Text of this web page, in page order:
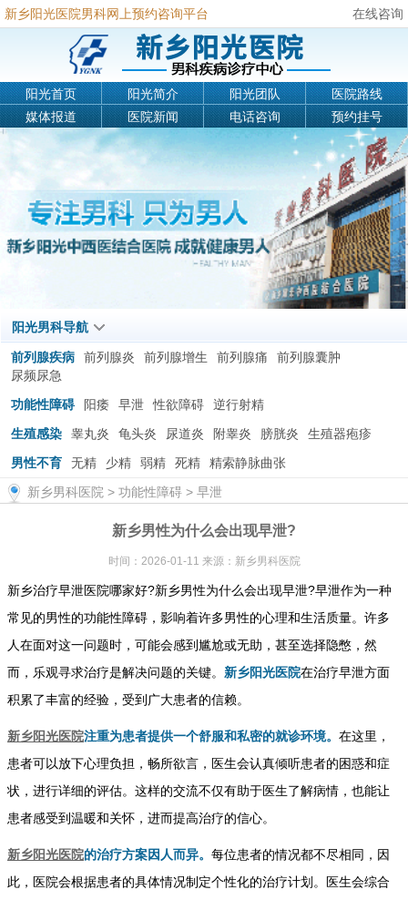
在线咨询
新乡阳光医院男科网上预约咨询平台
阳光首页 阳光简介 阳光团队
医院路线
媒体报道
医院新闻 电话咨询 预约挂号
阳光男科导航
前列腺疾病 前列腺炎 前列腺增生 前列腺痛
前列腺囊肿
尿频尿急
功能性障碍
阳痿 早泄 性欲障碍
逆行射精
生殖感染
睾丸炎 龟头炎 尿道炎 附睾炎 膀胱炎
生殖器疱疹
男性不育
无精 少精 弱精 死精
精索静脉曲张
新乡男科医院 > 功能性障碍 > 早泄
新乡男性为什么会出现早泄?
时间：2026-01-11 来源：新乡男科医院
新乡治疗早泄医院哪家好?新乡男性为什么会出现早泄?早泄作为一种
常见的男性的功能性障碍，影响着许多男性的心理和生活质量。许多
人在面对这一问题时，可能会感到尴尬或无助，甚至选择隐憋，然
而，乐观寻求治疗是解决问题的关键。 新乡阳光医院在治疗早泄方面
积累了丰富的经验，受到广大患者的信赖。
新乡阳光医院注重为患者提供一个舒服和私密的就诊环境。 在这里，
患者可以放下心理负担，畅所欲言，医生会认真倾听患者的困惑和症
状，进行详细的评估。这样的交流不仅有助于医生了解病情，也能让
患者感受到温暖和关怀，进而提高治疗的信心。
新乡阳光医院的治疗方案因人而异。 每位患者的情况都不尽相同，因
此，医院会根据患者的具体情况制定个性化的治疗计划。医生会综合